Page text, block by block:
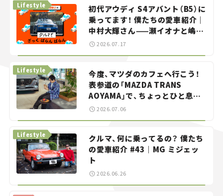
初代アウディ S4アバント（B5）に
乗ってます！ 僕たちの愛車紹介｜
中村大輝さん——瀬イオナと嶋田
智之の「クルマでざっくばらんば
らん！」＃20
Lifestyle
2026.07.17
今度、マツダのカフェへ行こう！
表参道の「MAZDA TRANS
AOYAMA」で、ちょっとひと息。
——連載｜CCGとクルマでどうす
Lifestyle
2026.07.06
クルマ、何に乗ってるの？ 僕たち
の愛車紹介 #43｜MG ミジェッ
ト
Lifestyle
2026.06.26